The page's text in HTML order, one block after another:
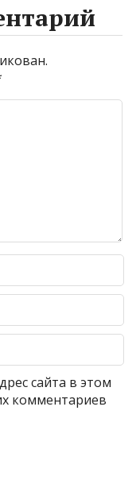
сайта в этом
комментариев